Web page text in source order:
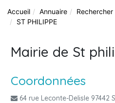
Accueil Annuaire
ST PHILIPPE
Mairie de St
Coordonnées
64 rue Leconte-Delisle 97442